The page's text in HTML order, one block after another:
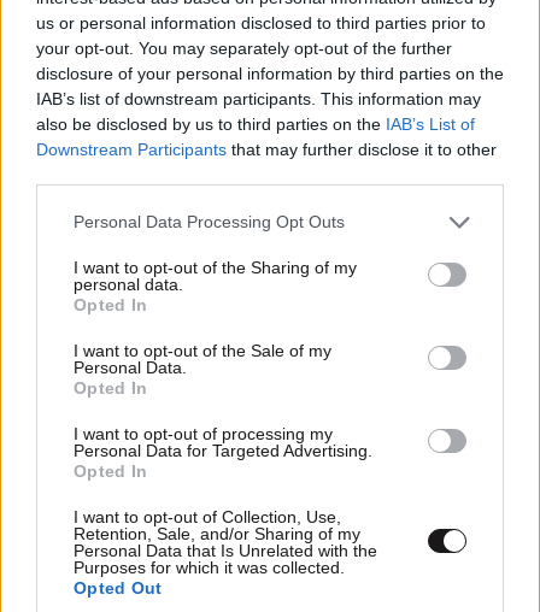
us or personal information disclosed to third parties prior to
your opt-out. You may separately opt-out of the further
disclosure of your personal information by third parties on the
IAB’s list of downstream participants. This information may
also be disclosed by us to third parties on the IAB’s List of
Downstream Participants that may further disclose it to other
Please note that this website/app uses one or more Google
not limited to your visit or usage behaviour. You may click to
grant or deny consent to Google and its third-party tags to
use your data for below specified purposes in below Google
consent section.
Personal Data Processing Opt Outs
I want to opt-out of the Sharing of my
personal data.
Opted In
I want to opt-out of the Sale of my
Personal Data.
Opted In
I want to opt-out of processing my
Personal Data for Targeted Advertising.
Opted In
I want to opt-out of Collection, Use,
Retention, Sale, and/or Sharing of my
Personal Data that Is Unrelated with the
Purposes for which it was collected.
Opted Out
Διαβάστε και ακολουθήστε τους κανόνες σχολιασμού
ΠΡΟΣΘΗΚΗ
TRENDING